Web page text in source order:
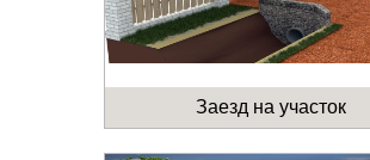
Заезд на участок